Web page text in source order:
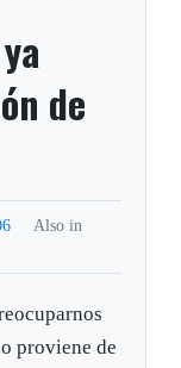
de
Also in
proviene de